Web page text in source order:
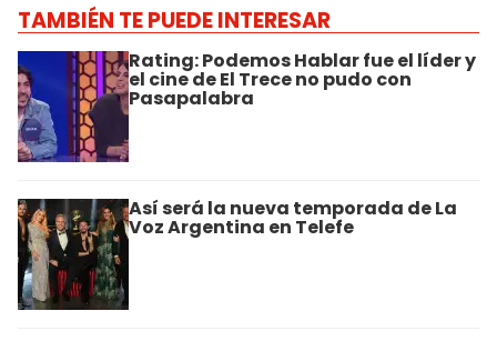
TAMBIÉN TE PUEDE INTERESAR
Rating: Podemos Hablar fue el líder y
el cine de El Trece no pudo con
Pasapalabra
Así será la nueva temporada de La
Voz Argentina en Telefe